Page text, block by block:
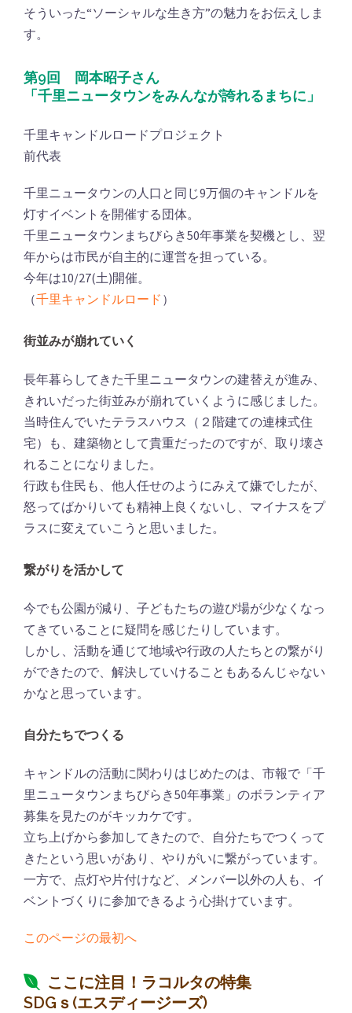
そういった“ソーシャルな生き方”の魅力をお伝えしま
す。
第9回 岡本昭子さん
「千里ニュータウンをみんなが誇れるまちに」
千里キャンドルロードプロジェクト
前代表
千里ニュータウンの人口と同じ9万個のキャンドルを
灯すイベントを開催する団体。
千里ニュータウンまちびらき50年事業を契機とし、翌
年からは市民が自主的に運営を担っている。
今年は10/27(土)開催。
（千里キャンドルロード ）
街並みが崩れていく
長年暮らしてきた千里ニュータウンの建替えが進み、
きれいだった街並みが崩れていくように感じました。
当時住んでいたテラスハウス（２階建ての連棟式住
宅）も、建築物として貴重だったのですが、取り壊さ
れることになりました。
行政も住民も、他人任せのようにみえて嫌でしたが、
怒ってばかりいても精神上良くないし、マイナスをプ
ラスに変えていこうと思いました。
繋がりを活かして
今でも公園が減り、子どもたちの遊び場が少なくなっ
てきていることに疑問を感じたりしています。
しかし、活動を通じて地域や行政の人たちとの繋がり
ができたので、解決していけることもあるんじゃない
かなと思っています。
自分たちでつくる
キャンドルの活動に関わりはじめたのは、市報で「千
里ニュータウンまちびらき50年事業」のボランティア
募集を見たのがキッカケです。
立ち上げから参加してきたので、自分たちでつくって
きたという思いがあり、やりがいに繋がっています。
一方で、点灯や片付けなど、メンバー以外の人も、イ
ベントづくりに参加できるよう心掛けています。
このページの最初へ
ここに注目！ラコルタの特集
SDGｓ(エスディージーズ)